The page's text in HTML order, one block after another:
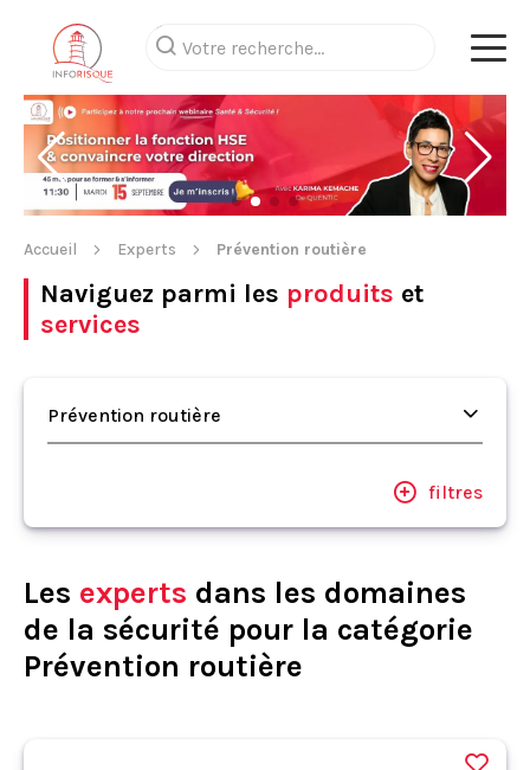
Accueil Experts Prévention routière
Naviguez parmi les produits et
services
Prévention routière
filtres
Les experts dans les domaines
de la sécurité pour la catégorie
Prévention routière